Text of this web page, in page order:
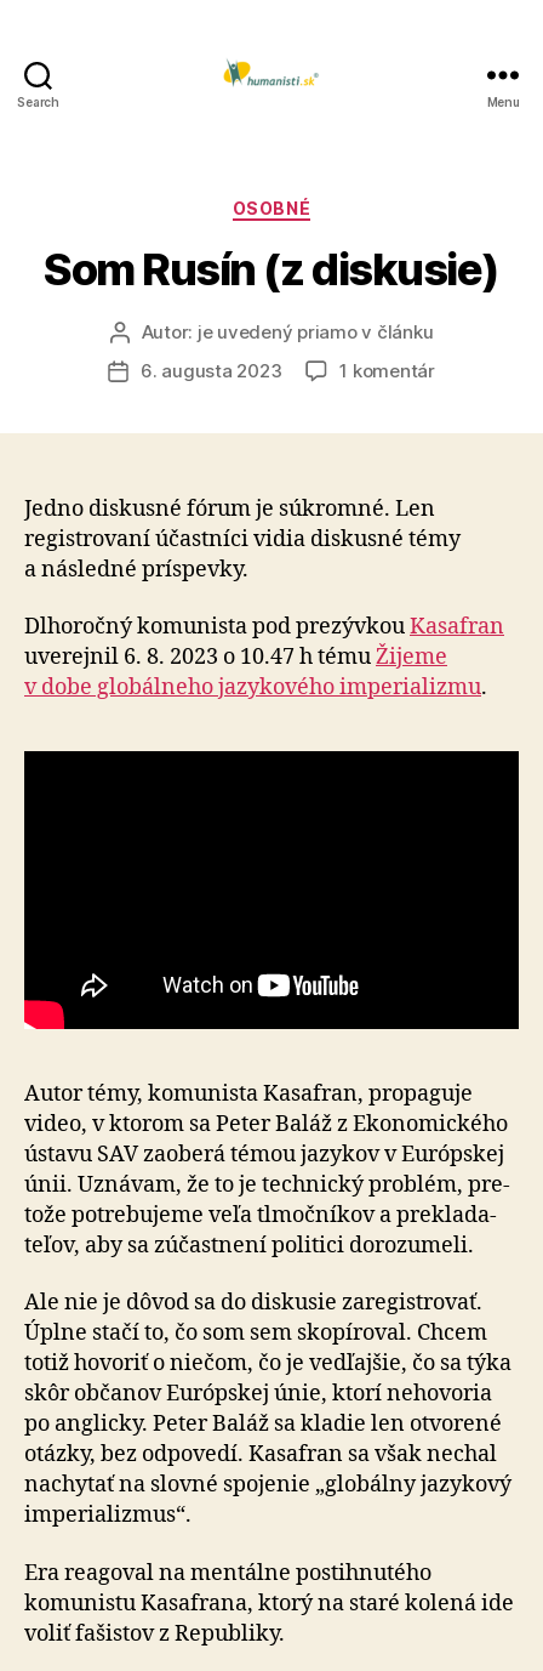
Search Menu
Kategórie
OSOBNÉ
Som Rusín (z diskusie)
Autor
článku
Autor: je uvedený priamo v článku
Dátum
6. augusta 2023 1 komentárna
Jedno diskusné fórum je súkromné. Len
registrovaní účastníci vidia diskusné témy
a následné príspevky.
Dlhoročný komunista pod prezývkouKasafran
uverejnil 6. 8. 2023 o 10.47 h témuŽijeme
v dobe glo­bál­neho ja­zy­ko­vého im­pe­ria­lizmu.
Autor témy, komunista Kasafran, propaguje
video, v ktorom sa Peter Baláž z Eko­no­mic­kého
ústavu SAV zao­berá témou ja­zy­kov v Eu­róp­skej
únii. Uzná­vam, že to je tech­nický prob­lém, pre­
tože po­tre­bu­jeme veľa tlmoč­níkov a pre­kla­da­
teľov, aby sa zúčastnení politici do­ro­zu­meli.
Ale nie je dôvod sa do diskusie zaregistrovať.
Úplne stačí to, čo som sem sko­pí­ro­val. Chcem
totiž ho­vo­riť o nie­čom, čo je ved­ľajšie, čo sa týka
skôr občanov Európskej únie, ktorí ne­ho­voria
po anglicky. Peter Baláž sa kladie len otvo­rené
otázky, bez od­po­vedí. Kasafran sa však nechal
na­chy­tať na slovné spo­je­nie „glo­bálny ja­zy­kový
im­pe­ria­lizmus“.
Era reagoval na mentálne postihnutého
komunistu Kasafrana, ktorý na staré kolená ide
voliť fašistov z Republiky.